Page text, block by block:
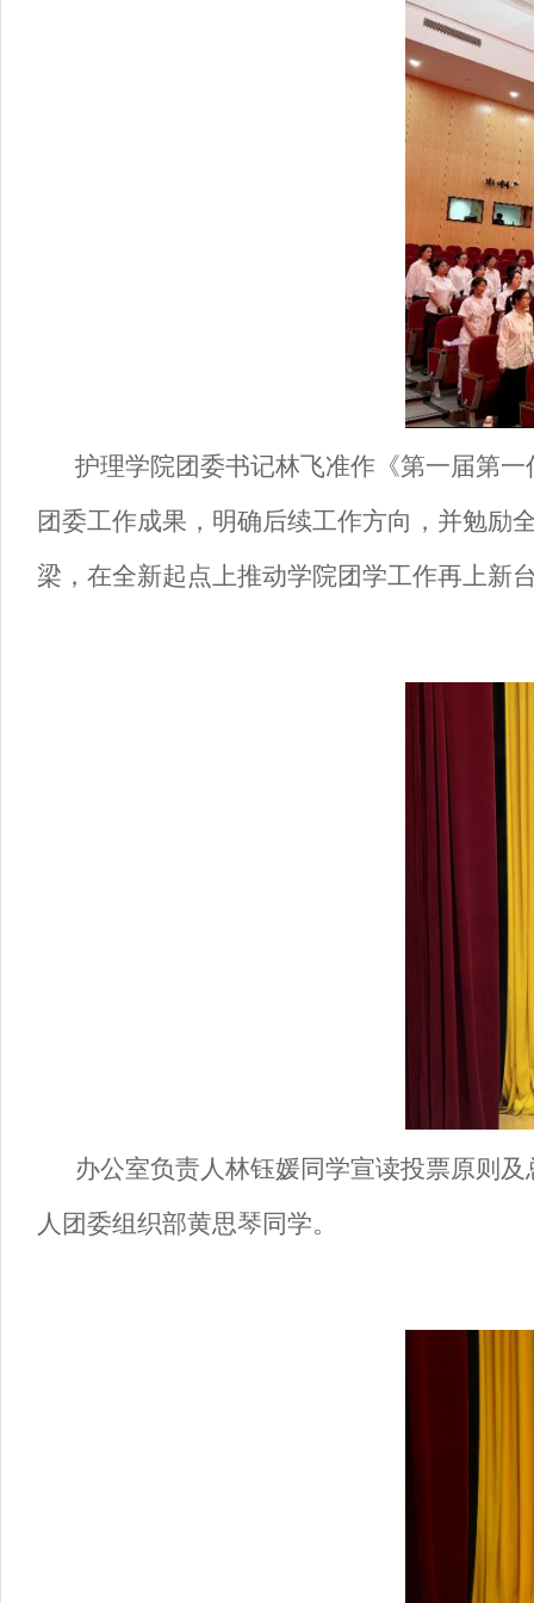
护理学院团委书记林飞准作《第一届第
团委工作成果，明确后续工作方向，并勉励
梁，在全新起点上推动学院团学工作再上新
办公室负责人 林钰媛同学宣读投票原则
人团委组织部黄思琴同学。